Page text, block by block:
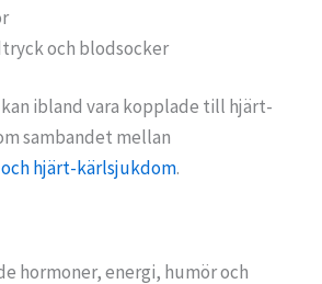
och blodsocker
ibland vara kopplade till hjärt-
sambandet mellan
hjärt-kärlsjukdom.
hormoner, energi, humör och